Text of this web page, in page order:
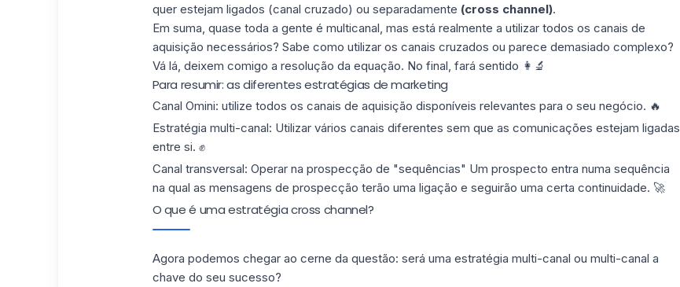
quer estejam ligados (canal cruzado) ou separadamente (cross channel).
Em suma, quase toda a gente é multicanal, mas está realmente a utilizar todos os canais de
aquisição necessários? Sabe como utilizar os canais cruzados ou parece demasiado complexo?
Vá lá, deixem comigo a resolução da equação. No final, fará sentido 👩🔬
Para resumir: as diferentes estratégias de marketing
Canal Omini: utilize todos os canais de aquisição disponíveis relevantes para o seu negócio. 🔥
Estratégia multi-canal: Utilizar vários canais diferentes sem que as comunicações estejam ligadas
entre si. ✊
Canal transversal: Operar na prospecção de "sequências" Um prospecto entra numa sequência
na qual as mensagens de prospecção terão uma ligação e seguirão uma certa continuidade. 🚀
O que é uma estratégia cross channel?
Agora podemos chegar ao cerne da questão: será uma estratégia multi-canal ou multi-canal a
chave do seu sucesso?